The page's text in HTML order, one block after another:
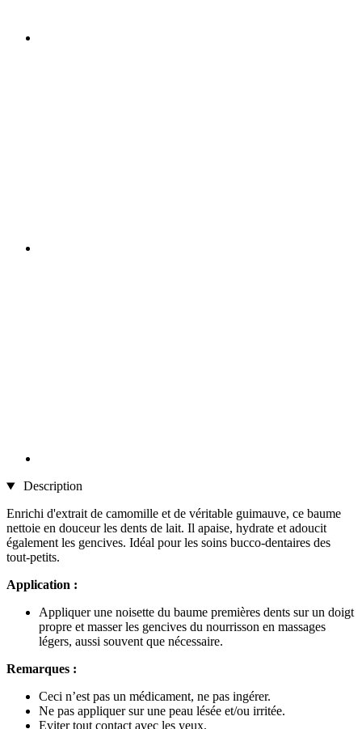
Description
Enrichi d'extrait de camomille et de véritable guimauve, ce baume
nettoie en douceur les dents de lait. Il apaise, hydrate et adoucit
également les gencives. Idéal pour les soins bucco-dentaires des
tout-petits.
Application :
Appliquer une noisette du baume premières dents sur un doigt
propre et masser les gencives du nourrisson en massages
légers, aussi souvent que nécessaire.
Remarques :
Ceci n’est pas un médicament, ne pas ingérer.
Ne pas appliquer sur une peau lésée et/ou irritée.
Eviter tout contact avec les yeux.